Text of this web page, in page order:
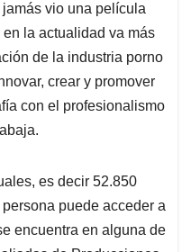
jamás vio una película
la actualidad va más
de la industria porno
crear y promover
con el profesionalismo
es decir 52.850
puede acceder a
encuentra en alguna de